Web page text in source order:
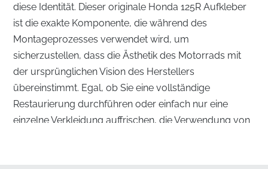
diese Identität. Dieser originale Honda 125R Aufkleber
ist die exakte Komponente, die während des
Montageprozesses verwendet wird, um
sicherzustellen, dass die Ästhetik des Motorrads mit
der ursprünglichen Vision des Herstellers
übereinstimmt. Egal, ob Sie eine vollständige
Restaurierung durchführen oder einfach nur eine
einzelne Verkleidung auffrischen, die Verwendung von